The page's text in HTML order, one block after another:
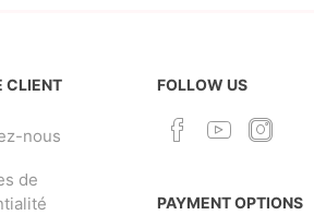
CLIENT
nous
de
FOLLOW US
PAYMENT OPTIONS